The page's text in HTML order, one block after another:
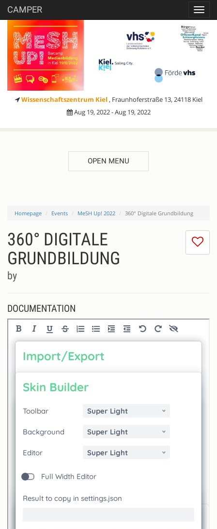
CAMPER
Wissenschaftszentrum Kiel , Fraunhoferstraße 13, 24118 Kiel
Aug 19, 2022 - Aug 19, 2022
OPEN MENU
Homepage Events MeSH Up! 2022 360° Digitale Grundbildung
I
360° DIGITALE
GRUNDBILDUNG
by
DOCUMENTATION